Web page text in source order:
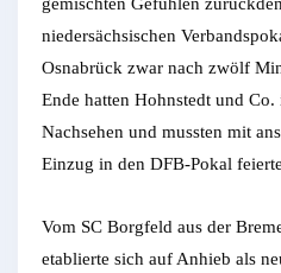
niedersächsischen
Osnabrück zwar nach zwölf
Ende hatten Hohnstedt und
Nachsehen und mussten mit
Einzug in den DFB-Pokal
Vom SC Borgfeld aus der
etablierte sich auf Anhieb als